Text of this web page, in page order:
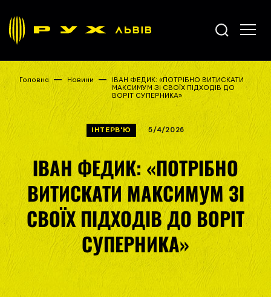
Головна Новини
ІВАН ФЕДИК: «ПОТРІБНО ВИТИСКАТИ
МАКСИМУМ ЗІ СВОЇХ ПІДХОДІВ ДО
ВОРІТ СУПЕРНИКА»
ІНТЕРВ'Ю 5/4/2026
ІВАН ФЕДИК: «ПОТРІБНО
ВИТИСКАТИ МАКСИМУМ ЗІ
СВОЇХ ПІДХОДІВ ДО ВОРІТ
СУПЕРНИКА»